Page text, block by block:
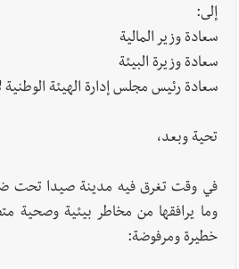
إلى:
سعادة وزير المالية
سعادة وزيرة البيئة
سعادة رئيس مجلس إدارة الهيئة الوطنية
تحية وبعد،
في وقت تغرق فيه مدينة صيدا تحت
وما يرافقها من مخاطر بيئية وصحية
خطيرة ومرفوضة: